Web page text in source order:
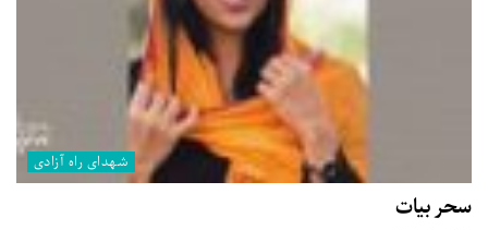
شهدای راه آزادی
سحر بیات